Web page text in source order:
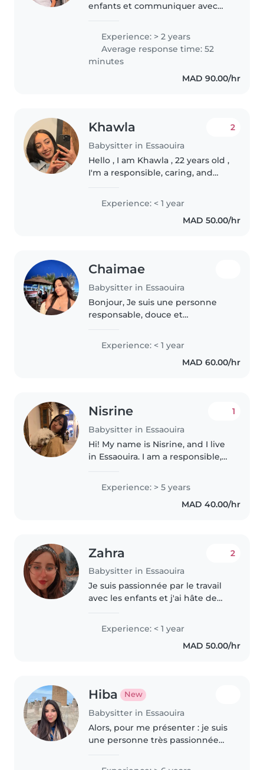
enfants et communiquer avec
heureuse si l'enfant et heureux
pendant ma compagnie. Je suis
amie avec tous les enfants de la
famille..
Experience: > 2 years
Average response time: 52
minutes
MAD 90.00/hr
Khawla
Babysitter in Essaouira
2
Hello , I am Khawla , 22 years old ,
I'm a responsible, caring, and
spending time with children. I
have experience taking care of
kids, helping them with..
Experience: < 1 year
MAD 50.00/hr
Chaimae
Babysitter in Essaouira
Bonjour, Je suis une personne
responsable, douce et
bien-être et le développement
des enfants. J'ai de l'expérience
avec les enfants de différents
Experience: < 1 year
MAD 60.00/hr
Nisrine
Babysitter in Essaouira
1
Hi! My name is Nisrine, and I live
in Essaouira. I am a responsible,
children, playing games, reading
stories, and helping with..
Experience: > 5 years
MAD 40.00/hr
Zahra
Babysitter in Essaouira
2
Je suis passionnée par le travail
avec les enfants et j'ai hâte de
que je n'aie pas encore
d'expérience professionnelle, j'ai
beaucoup d'enthousiasme..
Experience: < 1 year
MAD 50.00/hr
Hiba New
Babysitter in Essaouira
Alors, pour me présenter : je suis
une personne très passionnée
accumulé une grande